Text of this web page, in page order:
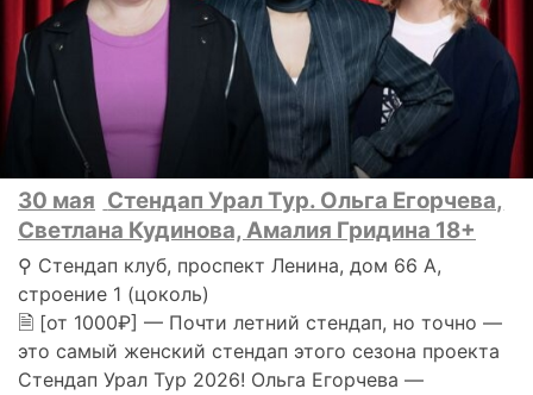
30 мая Стендап Урал Тур. Ольга Егорчева,
Светлана Кудинова, Амалия Гридина 18+
⚲ Стендап клуб, проспект Ленина, дом 66 А,
строение 1 (цоколь)
🗎 [от 1000₽] — Почти летний стендап, но точно —
это самый женский стендап этого сезона проекта
Стендап Урал Тур 2026! Ольга Егорчева —